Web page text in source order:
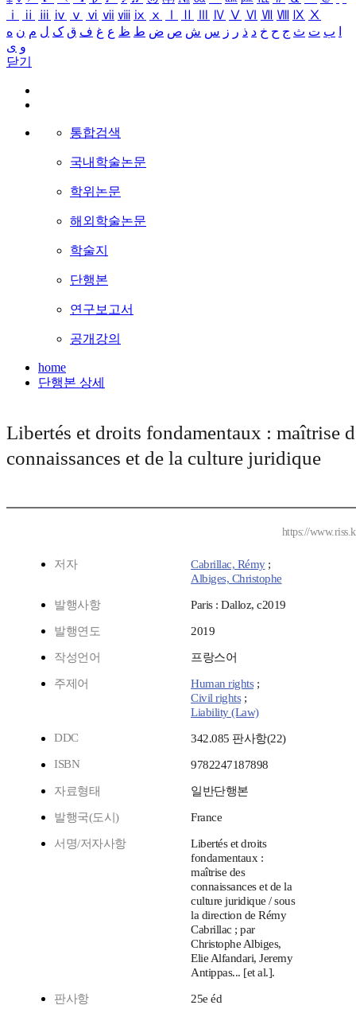
ⅰ
ⅱ ⅲ ⅳ ⅴ ⅵ ⅶ ⅷ ⅸ ⅹ Ⅳ Ⅴ Ⅵ Ⅶ Ⅷ Ⅸ Ⅹ
ب ت ث ج ح خ د ذ ر ز س ش ص ض ط ظ ع غ ف ق ک ل م ن ه
و ی
닫기
통합검색
국내학술논문
학위논문
해외학술논문
학술지
단행본
연구보고서
공개강의
home
단행본 상세
Libertés et droits fondamentaux : maîtrise
connaissances et de la culture juridique
https://
저자 Cabrillac, Rémy;
Albiges, Christophe
발행사항 Paris : Dalloz, c2019
발행연도 2019
작성언어 프랑스어
주제어 Human rights;
Civil rights;
Liability (Law)
DDC
342.085 판사항(22)
ISBN
9782247187898
자료형태 일반단행본
발행국(도시) France
서명/저자사항
Libertés et droits
fondamentaux :
maîtrise des
connaissances et de la
culture juridique / sous
la direction de Rémy
Cabrillac ; par
Christophe Albiges,
Elie Alfandari, Jeremy
Antippas... [et al.].
판사항 25e éd